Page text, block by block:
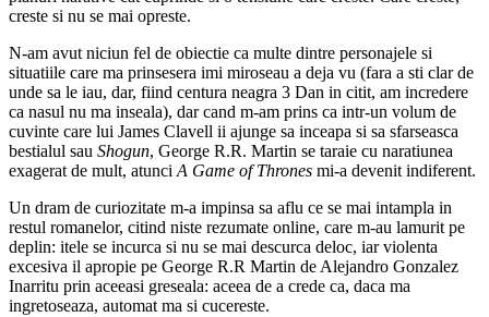
creste si nu se mai opreste.
N-am avut niciun fel de obiectie ca multe dintre personajele si
situatiile care ma prinsesera imi miroseau a deja vu (fara a sti clar de
unde sa le iau, dar, fiind centura neagra 3 Dan in citit, am incredere
ca nasul nu ma inseala), dar cand m-am prins ca intr-un volum de
cuvinte care lui James Clavell ii ajunge sa inceapa si sa sfarseasca
bestialul sau Shogun, George R.R. Martin se taraie cu naratiunea
exagerat de mult, atunci A Game of Thrones mi-a devenit indiferent.
Un dram de curiozitate m-a impinsa sa aflu ce se mai intampla in
restul romanelor, citind niste rezumate online, care m-au lamurit pe
deplin: itele se incurca si nu se mai descurca deloc, iar violenta
excesiva il apropie pe George R.R Martin de Alejandro Gonzalez
Inarritu prin aceeasi greseala: aceea de a crede ca, daca ma
ingretoseaza, automat ma si cucereste.